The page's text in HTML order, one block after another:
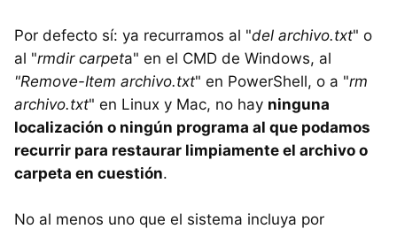
Por defecto sí: ya recurramos al "del archivo.txt" o
al "rmdir carpeta" en el CMD de Windows, al
"Remove-Item archivo.txt" en PowerShell, o a "rm
archivo.txt" en Linux y Mac, no hay ninguna
localización o ningún programa al que podamos
recurrir para restaurar limpiamente el archivo o
carpeta en cuestión.
No al menos uno que el sistema incluya por